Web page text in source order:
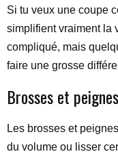
Si tu veux une coupe
simplifient vraiment la
compliqué, mais
faire une grosse
Brosses et
Les brosses et
du volume ou lisser